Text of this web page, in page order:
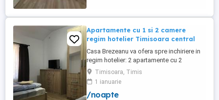
Apartamente cu 1 si 2 camere
regim hotelier Timisoara central
Casa Brezeanu va ofera spre inchiriere in
regim hotelier: 2 apartamente cu 2
dormitoare, baie si bucatarie proprie. (4
locuri cazare in fiecare apartament) 1
apartament cu 1 dormitor, baie si
bucatarie proprie. (3 locuri cazare) Fiecare
Timisoara, Timis
1 ianuarie
/noapte